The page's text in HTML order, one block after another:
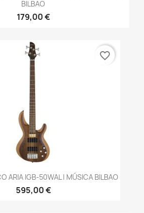
BILBAO
179,00 €
ARIA IGB-50WAL | MÚSICA BILBAO
595,00 €
favorite_border